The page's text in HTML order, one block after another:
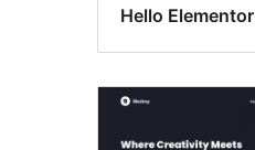
Hello Elementor